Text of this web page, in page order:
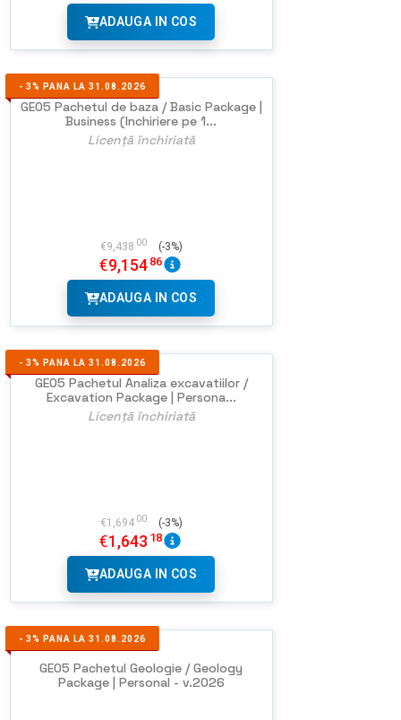
ADAUGA IN COS
- 3% PANA LA 31.08.2026
GEO5 Pachetul de baza / Basic Package |
Business (Inchiriere pe 1...
Licență închiriată
€9,438 00 (-3%)
€9,154 86
ADAUGA IN COS
- 3% PANA LA 31.08.2026
GEO5 Pachetul Analiza excavatiilor /
Excavation Package | Persona...
Licență închiriată
€1,694 00 (-3%)
€1,643 18
ADAUGA IN COS
- 3% PANA LA 31.08.2026
GEO5 Pachetul Geologie / Geology
Package | Personal - v.2026